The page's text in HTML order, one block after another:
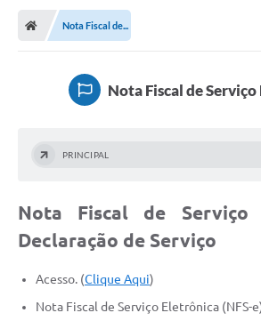
Secretarias
Contas Públicas
Serviço de Inspeção Municipal - SIM
Contratos
Esportes
Nota Fiscal de...
Nota Fiscal de
PRINCIPAL
Nota Fiscal de Serviço
Declaração de Serviço
Acesso. (Clique Aqui)
Nota Fiscal de Serviço Eletrônica (NFS-